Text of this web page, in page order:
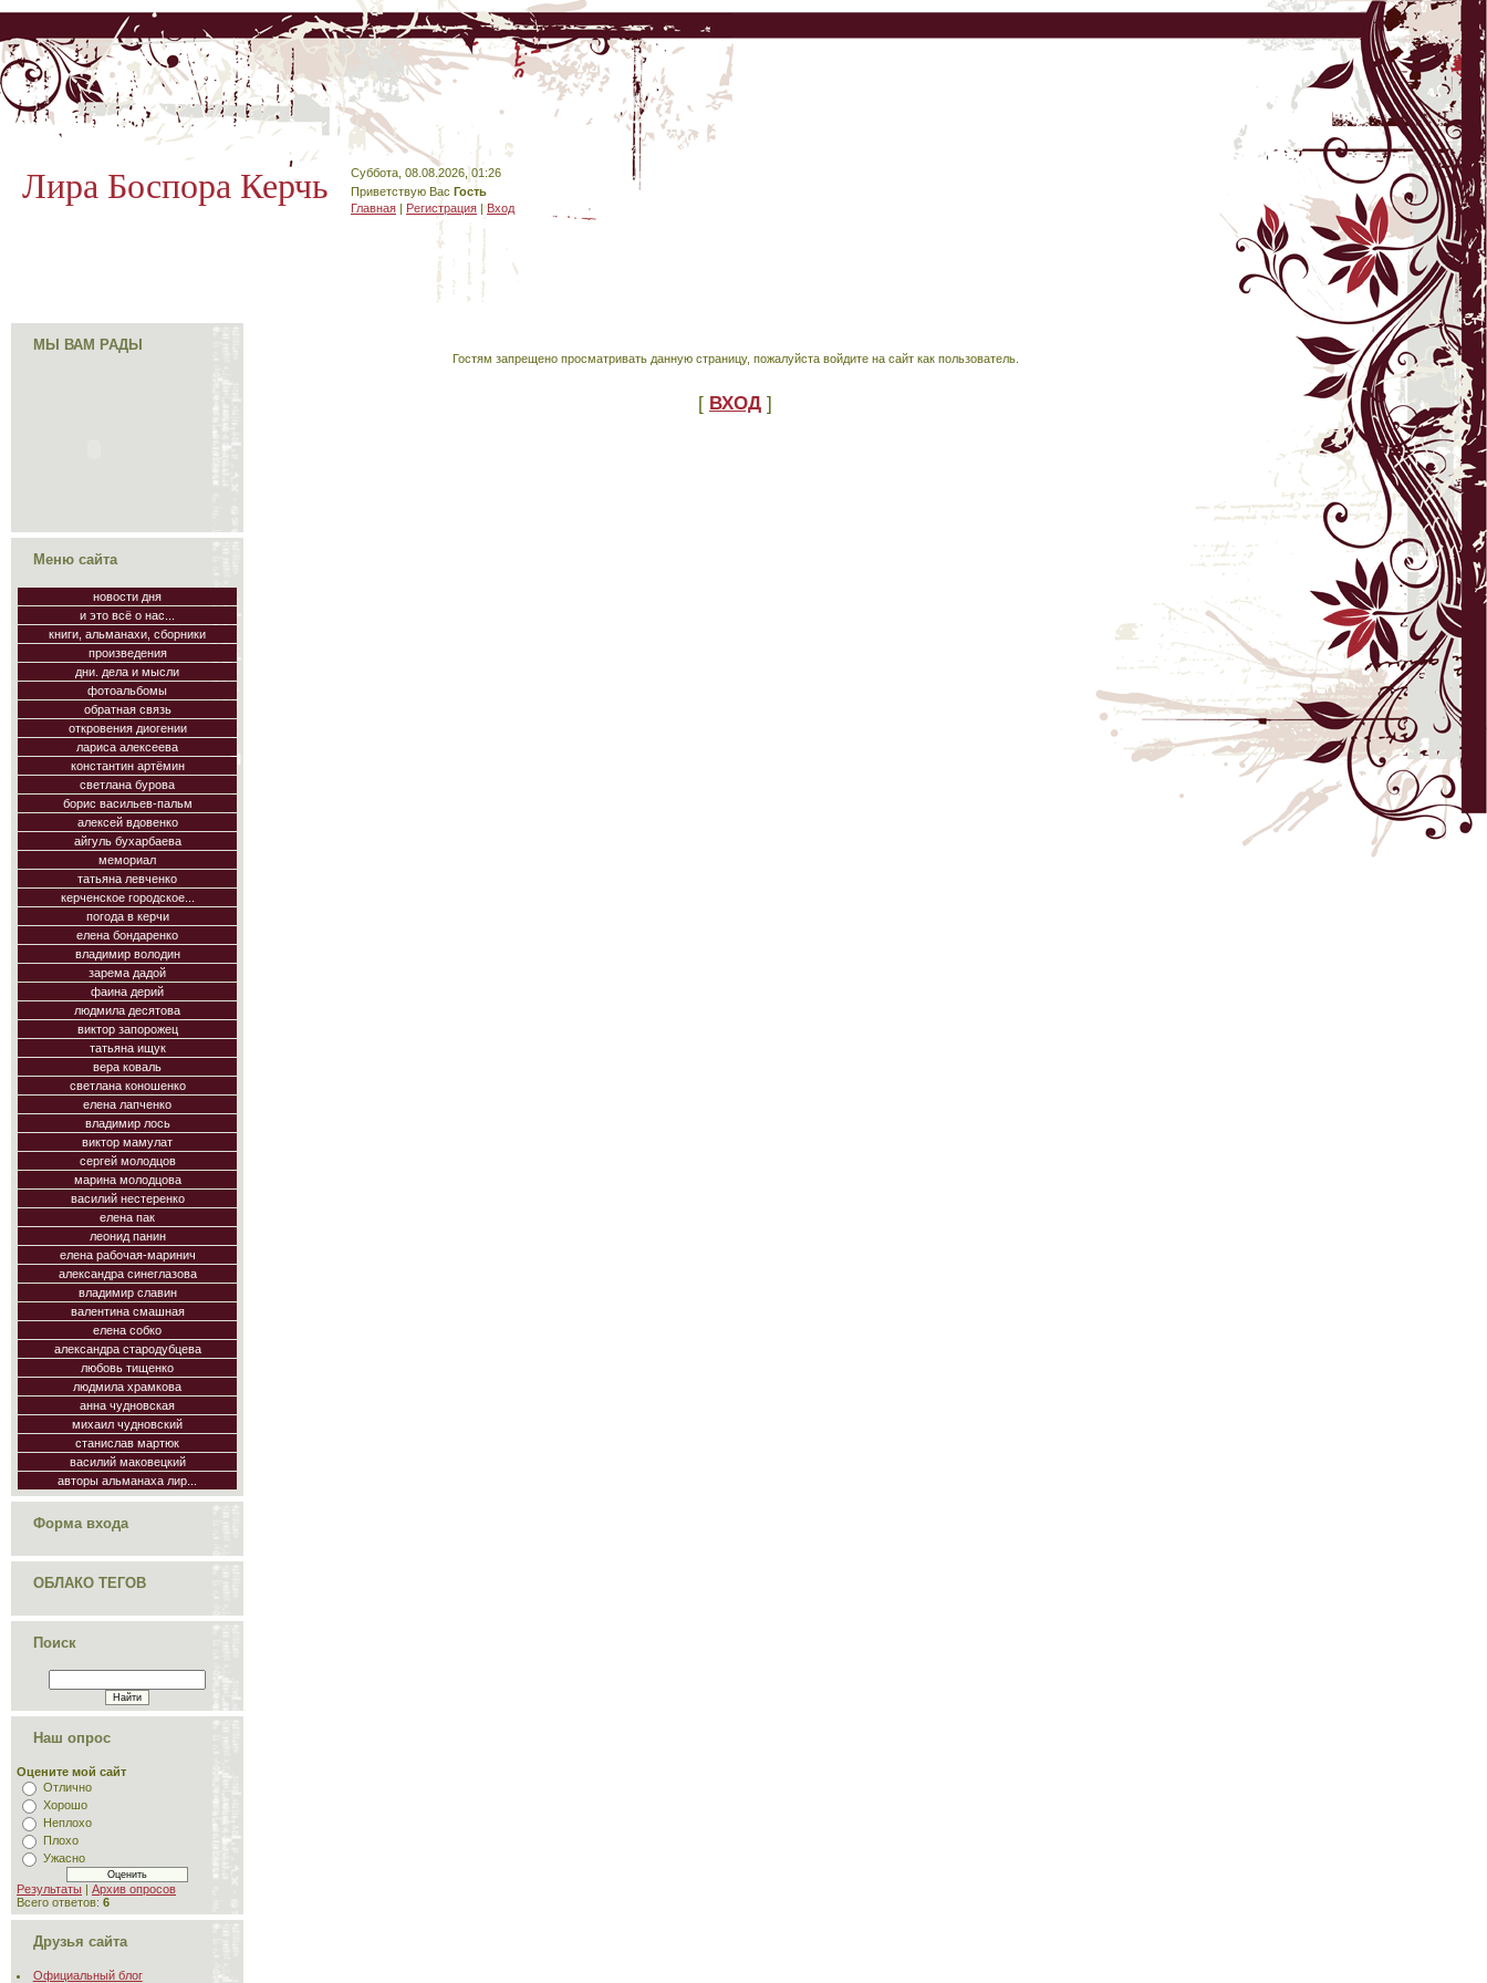
Лира Боспора Керчь
Суббота, 08.08.2026, 01:26
Приветствую Вас Гость
Главная | Регистрация |Вход
МЫ ВАМ РАДЫ
Меню сайта
новости дня
и это всё о нас...
книги, альманахи, сборники
произведения
дни. дела и мысли
фотоальбомы
обратная связь
откровения диогении
лариса алексеева
константин артёмин
светлана бурова
борис васильев-пальм
алексей вдовенко
айгуль бухарбаева
мемориал
татьяна левченко
керченское городское...
погода в керчи
елена бондаренко
владимир володин
зарема дадой
фаина дерий
людмила десятова
виктор запорожец
татьяна ищук
вера коваль
светлана коношенко
елена лапченко
владимир лось
виктор мамулат
сергей молодцов
марина молодцова
василий нестеренко
елена пак
леонид панин
елена рабочая-маринич
александра синеглазова
владимир славин
валентина смашная
елена собко
александра стародубцева
любовь тищенко
людмила храмкова
анна чудновская
михаил чудновский
станислав мартюк
василий маковецкий
авторы альманаха лир...
Форма входа
ОБЛАКО ТЕГОВ
Поиск
Наш опрос
Оцените мой сайт
Отлично
Хорошо
Неплохо
Плохо
Ужасно
Результаты | Архив опросов
Всего ответов: 6
Друзья сайта
Официальный блог
Гостям запрещено просматривать данную страницу, пожалуйста войдите на сайт как пользователь.
[ ВХОД ]